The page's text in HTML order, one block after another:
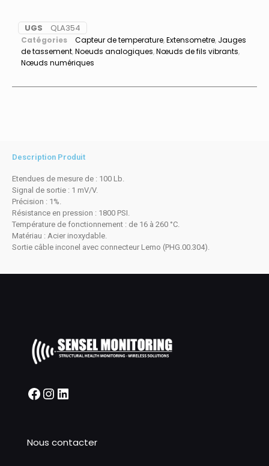
Description Produit
Etendues de mesure de : 100 Lb.
Signal de sortie : 1 mV/V.
Précision : 1%.
Résistance en pression : 1800 PSI.
Température de fonctionnement : de 16 à 260 °C.
Matériau : Acier inoxydable.
Sortie câble inconel avec connecteur Lemo (PHG.00.304).
UGS QLA354
Catégories Capteur de temperature,Extensometre, Jauges
de tassement,Noeuds analogiques,Nœuds de fils vibrants,
Nœuds numériques
Nous contacter